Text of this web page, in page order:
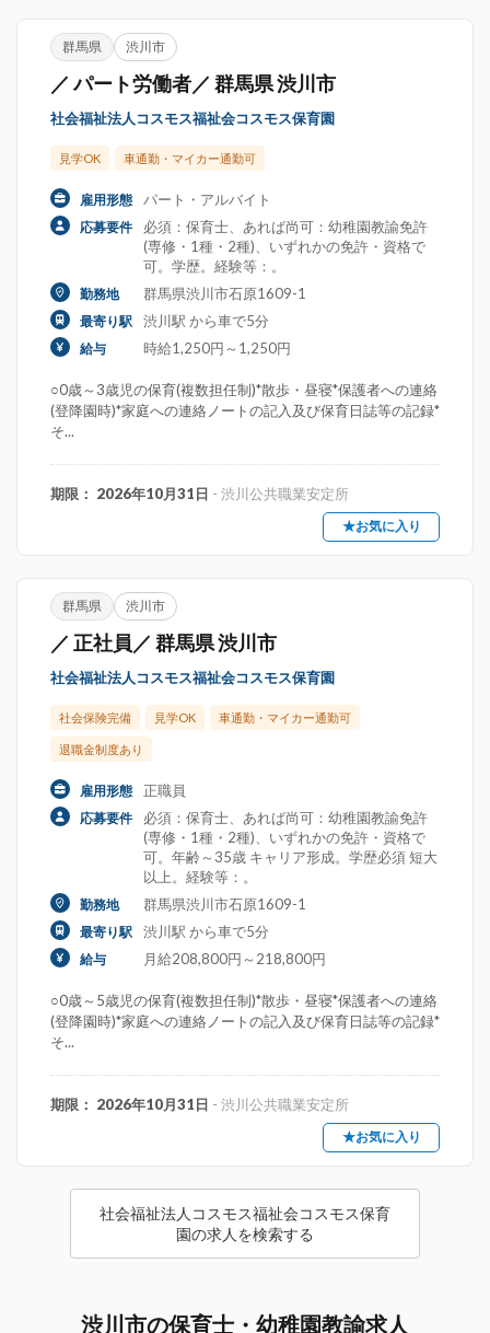
群馬県 渋川市
／ パート労働者／ 群馬県 渋川市
社会福祉法人コスモス福祉会コスモス保育園
見学OK 車通勤・マイカー通勤可
雇用形態 パート・アルバイト
応募要件
必須：保育士、あれば尚可：幼稚園教諭免許
(専修・1種・2種)、いずれかの免許・資格で
可。学歴。経験等：。
勤務地 群馬県渋川市石原1609-1
最寄り駅 渋川駅 から車で5分
給与 時給1,250円～1,250円
○0歳～3歳児の保育(複数担任制)*散歩・昼寝*保護者への連絡
(登降園時)*家庭への連絡ノートの記入及び保育日誌等の記録*
そ...
期限： 2026年10月31日 - 渋川公共職業安定所
★お気に入り
群馬県 渋川市
／ 正社員／ 群馬県 渋川市
社会福祉法人コスモス福祉会コスモス保育園
社会保険完備 見学OK 車通勤・マイカー通勤可
退職金制度あり
雇用形態 正職員
応募要件
必須：保育士、あれば尚可：幼稚園教諭免許
(専修・1種・2種)、いずれかの免許・資格で
可。年齢～35歳 キャリア形成。学歴必須 短大
以上。経験等：。
勤務地 群馬県渋川市石原1609-1
最寄り駅 渋川駅 から車で5分
給与 月給208,800円～218,800円
○0歳～5歳児の保育(複数担任制)*散歩・昼寝*保護者への連絡
(登降園時)*家庭への連絡ノートの記入及び保育日誌等の記録*
そ...
期限： 2026年10月31日 - 渋川公共職業安定所
★お気に入り
社会福祉法人コスモス福祉会コスモス保育
園の求人を検索する
渋川市の保育士・幼稚園教諭求人